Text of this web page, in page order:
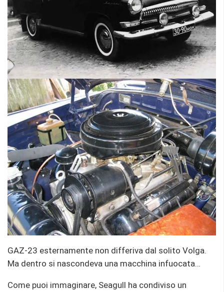
GAZ-23 esternamente non differiva dal solito Volga.
Ma dentro si nascondeva una macchina infuocata…
Come puoi immaginare, Seagull ha condiviso un